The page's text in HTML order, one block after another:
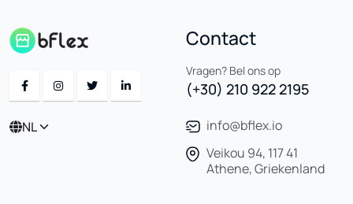
NL
Contact
Vragen? Bel ons op
(+30) 210 922 2195
info@bflex.io
Veikou 94, 117 41
Athene, Griekenland